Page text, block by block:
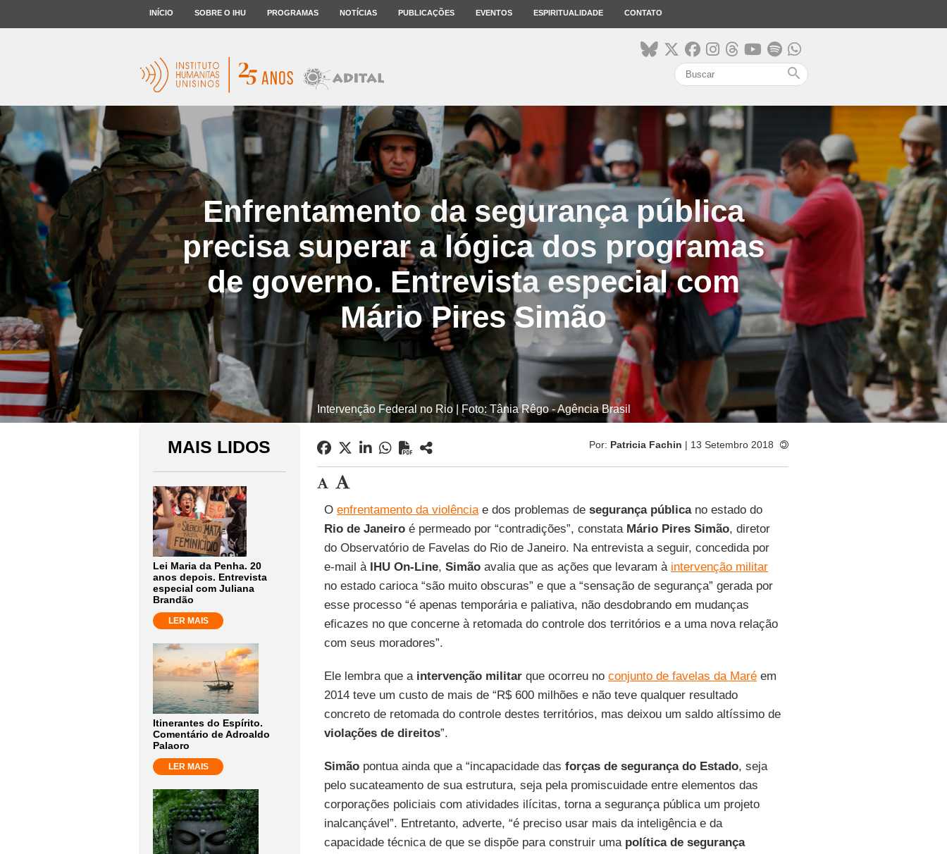
INÍCIO SOBRE O IHU PROGRAMAS NOTÍCIAS PUBLICAÇÕES EVENTOS ESPIRITUALIDADE CONTATO
search
Enfrentamento da segurança pública
precisa superar a lógica dos programas
de governo. Entrevista especial com
Mário Pires Simão
Intervenção Federal no Rio | Foto: Tânia Rêgo - Agência Brasil
MAIS LIDOS
Lei Maria da Penha. 20
anos depois. Entrevista
especial com Juliana
Brandão
LER MAIS
Itinerantes do Espírito.
Comentário de Adroaldo
Palaoro
LER MAIS
Por: Patricia Fachin | 13 Setembro 2018
O enfrentamento da violênciae dos problemas de segurança públicano estado do
Rio de Janeiroé permeado por “contradições”, constata Mário Pires Simão, diretor
do Observatório de Favelas do Rio de Janeiro. Na entrevista a seguir, concedida por
e-mail àIHU On-Line, Simãoavalia que as ações que levaram à intervenção militar
no estado carioca “são muito obscuras” e que a “sensação de segurança” gerada por
esse processo “é apenas temporária e paliativa, não desdobrando em mudanças
eficazes no que concerne à retomada do controle dos territórios e a uma nova relação
com seus moradores”.
Ele lembra que a intervenção militarque ocorreu no conjunto de favelas da Maréem
2014 teve um custo de mais de “R$ 600 milhões e não teve qualquer resultado
concreto de retomada do controle destes territórios, mas deixou um saldo altíssimo de
violações de direitos”.
Simãopontua ainda que a “incapacidade das forças de segurança do Estado, seja
pelo sucateamento de sua estrutura, seja pela promiscuidade entre elementos das
corporações policiais com atividades ilícitas, torna a segurança pública um projeto
inalcançável”. Entretanto, adverte, “é preciso usar mais da inteligência e da
capacidade técnica de que se dispõe para construir uma política de segurança